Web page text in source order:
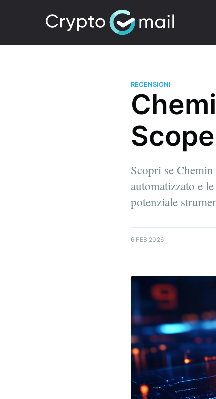
RECENSIONI
Scopri se
automatizzato e
potenziale
6 FEB 2026